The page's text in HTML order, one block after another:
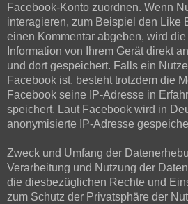
Facebook-Konto zuordnen. Wenn
interagieren, zum Beispiel den Like
einen Kommentar abgeben, wird
Information von Ihrem Gerät direkt
und dort gespeichert. Falls ein
Facebook ist, besteht trotzdem die
Facebook seine IP-Adresse in
speichert. Laut Facebook wird in
anonymisierte IP-Adresse
Zweck und Umfang der
Verarbeitung und Nutzung der
die diesbezüglichen Rechte und
zum Schutz der Privatsphäre der